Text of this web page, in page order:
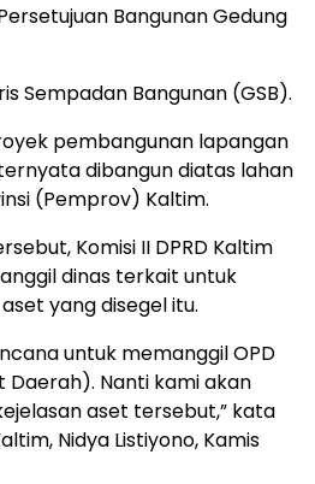
Bangunan Gedung
Sempadan Bangunan (GSB).
pembangunan lapangan
dibangun diatas lahan
(Pemprov) Kaltim.
Komisi II DPRD Kaltim
dinas terkait untuk
yang disegel itu.
untuk memanggil OPD
Daerah). Nanti kami akan
aset tersebut,” kata
Nidya Listiyono, Kamis